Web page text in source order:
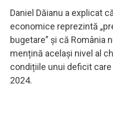
Daniel Dăianu a explicat
economice reprezintă
bugetare” și că România
mențină același nivel al
condițiile unui deficit care
2024.